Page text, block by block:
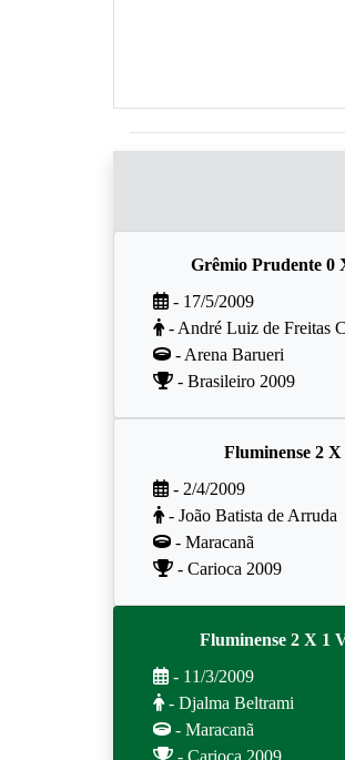
Grêmio Prudente 0
- 17/5/2009
- André Luiz de Freitas
- Arena Barueri
- Brasileiro 2009
Fluminense 2 X
- 2/4/2009
- João Batista de Arruda
- Maracanã
- Carioca 2009
Fluminense 2 X 1
- 11/3/2009
- Djalma Beltrami
- Maracanã
- Carioca 2009